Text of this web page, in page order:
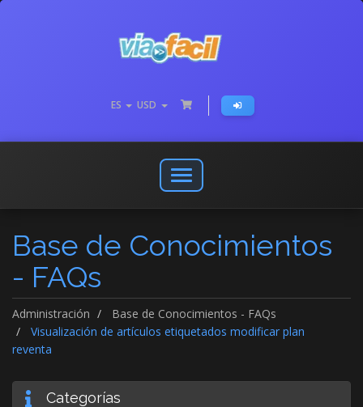
ES USD
Abrir
o
menú
de
Base de Conocimientos
- FAQs
Administración
Base de Conocimientos - FAQs
Visualización de artículos etiquetados modificar plan
reventa
Categorías